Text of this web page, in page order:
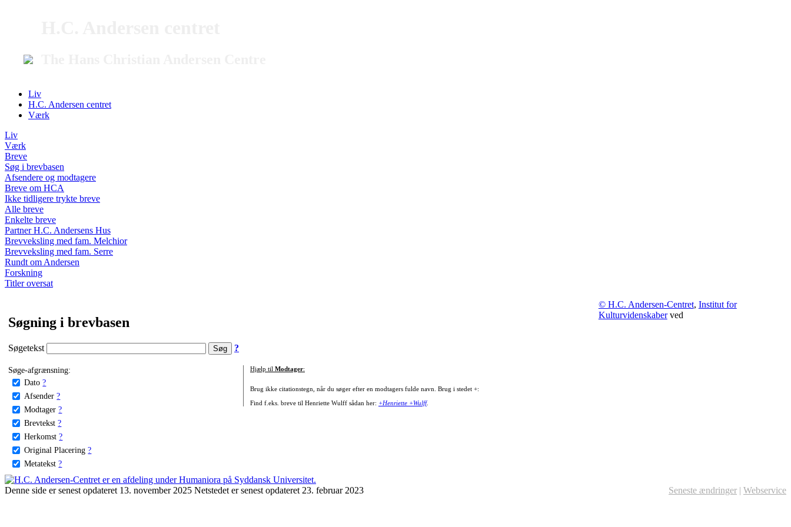
Liv
H.C. Andersen centret
Værk
Liv
Værk
Breve
Søg i brevbasen
Afsendere og modtagere
Breve om HCA
Ikke tidligere trykte breve
Alle breve
Enkelte breve
Partner H.C. Andersens Hus
Brevveksling med fam. Melchior
Brevveksling med fam. Serre
Rundt om Andersen
Forskning
Titler oversat
Søgning i brevbasen
Søgetekst ?
Søge-afgrænsning:
Dato ?
Afsender ?
Modtager ?
Brevtekst ?
Herkomst ?
Original Placering ?
Metatekst ?
Hjælp til Modtager:
Brug ikke citationstegn, når du søger efter en modtagers fulde navn. Brug i stedet +:
Find f.eks. breve til Henriette Wulff sådan her: +Henriette +Wulff.
© H.C. Andersen-Centret, Institut for
Kulturvidenskaberved
Denne side er senest opdateret 13. november 2025 Netstedet er senest opdateret 23. februar 2023 Seneste ændringer | Webservice